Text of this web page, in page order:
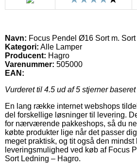
Navn: Focus Pendel Ø16 Sort m.
Kategori: Alle Lamper
Producent: Hagro
Varenummer: 505000
EAN:
Vurderet til 4.5 ud af 5 stjerner baseret
En lang række internet webshops
del forskellige løsninger til levering.
for nærværende pakkeshops, så du
købte produkter lige når det passer
meget praktisk, og tit også den mindst
leveringsmulighed ved køb af Focus
Sort Ledning – Hagro.